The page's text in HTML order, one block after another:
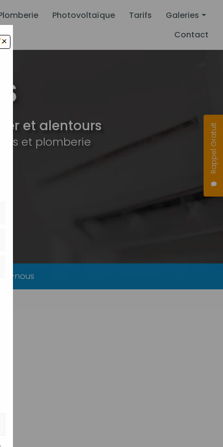
Rappel Gratuit
Photovoltaïque Tarifs Galeries
Contact
et alentours
et plomberie
nous
×